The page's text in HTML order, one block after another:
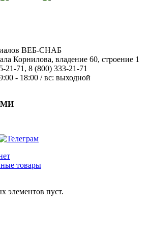
ВЕБ-СНАБ
Корнилова, владение 60, строение 1
21-71 , 8 (800) 333-21-71
- 18:00 / вс: выходной
товары
элементов пуст.